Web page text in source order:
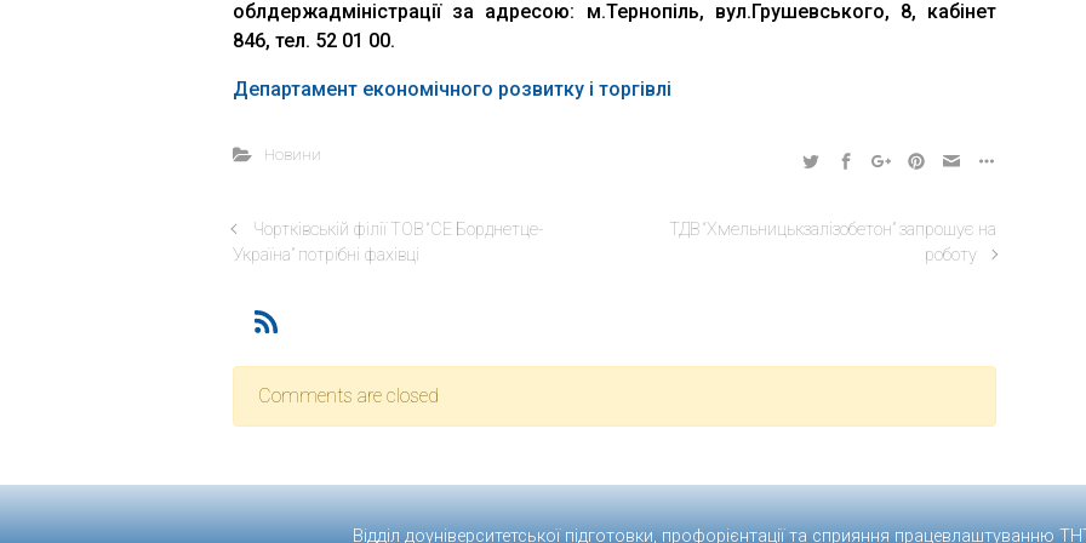
облдержадміністрації за адресою: м.Тернопіль, вул.Грушевського, 8, кабінет
846, тел. 52 01 00.
Департамент економічного розвитку і торгівлі
Новини
Чортківській філії ТОВ “СЕ Борднетце-
Україна” потрібні фахівці
ТДВ “Хмельницькзалізобетон” запрошує на
роботу
Comments are closed
Відділ доуніверситетської підготовки, профорієнтації та сприяння працевлаштуванню